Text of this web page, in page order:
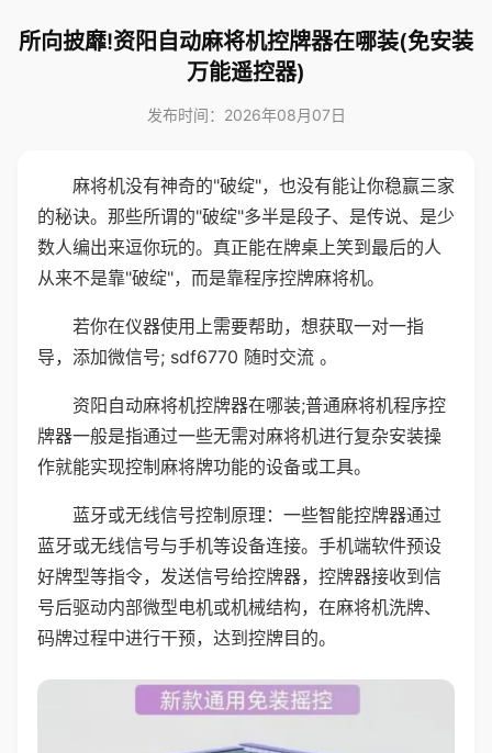
所向披靡!资阳自动麻将机控牌器在哪装(免安装
万能遥控器)
发布时间：2026年08月07日
麻将机没有神奇的"破绽"，也没有能让你稳赢三家
的秘诀。那些所谓的"破绽"多半是段子、是传说、是少
数人编出来逗你玩的。真正能在牌桌上笑到最后的人
从来不是靠"破绽"，而是靠程序控牌麻将机。
若你在仪器使用上需要帮助，想获取一对一指
导，添加微信号; sdf6770 随时交流 。
资阳自动麻将机控牌器在哪装;普通麻将机程序控
牌器一般是指通过一些无需对麻将机进行复杂安装操
作就能实现控制麻将牌功能的设备或工具。
蓝牙或无线信号控制原理：一些智能控牌器通过
蓝牙或无线信号与手机等设备连接。手机端软件预设
好牌型等指令，发送信号给控牌器，控牌器接收到信
号后驱动内部微型电机或机械结构，在麻将机洗牌、
码牌过程中进行干预，达到控牌目的。